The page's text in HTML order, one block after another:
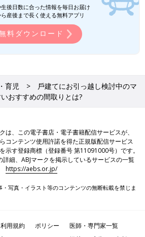
後日数に合った情報を毎日お届け
産後まで長く使える無料アプリ
料ダウンロード
育児
戶建てにお引っ越し検討中のマ
おすすめの間取りとは?
は、この電子書店・電子書籍配信サービスが、
コンテンツ使用許諾を得た正規版配信サービス
示す登録商標（登録番号 第11091000号）です。
詳細、ABJマークを掲示しているサービスの一覧
https://aebs.or.jp/
写真・イラスト等のコンテンツの無断転載を禁じま
利用規約 ポリシー
医師・専門家一覧